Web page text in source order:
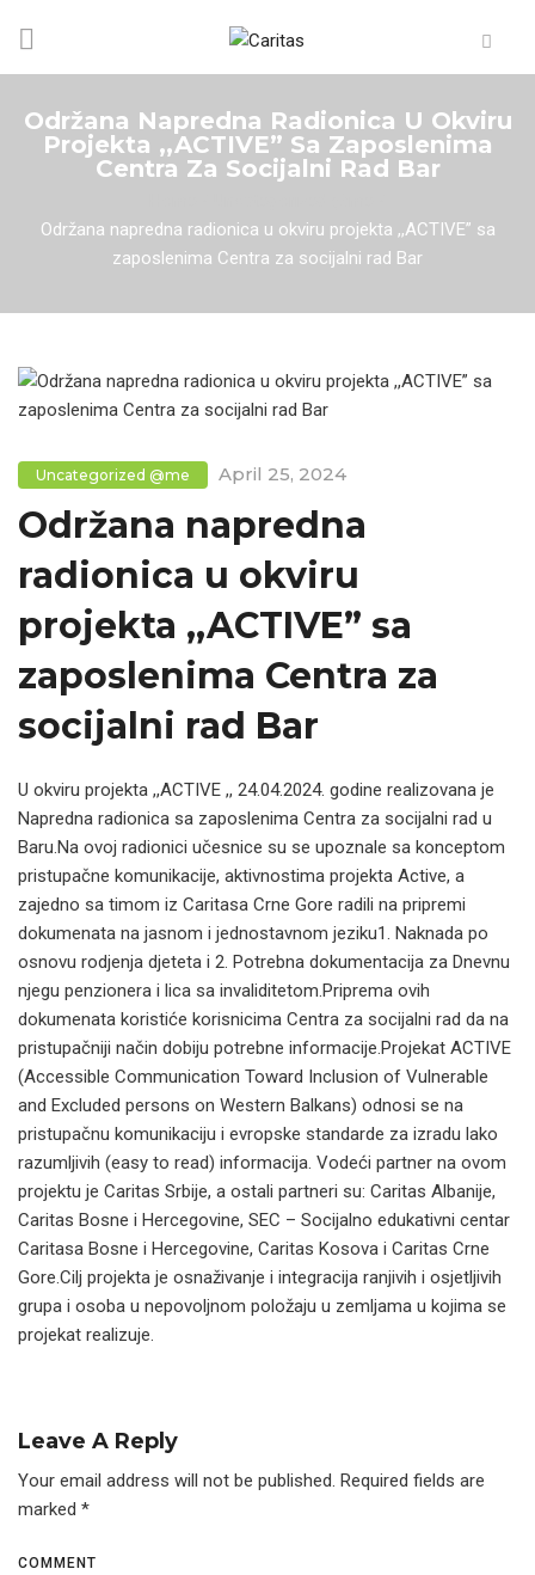
Održana Napredna Radionica U Okviru
Projekta ,,ACTIVE” Sa Zaposlenima
Centra Za Socijalni Rad Bar
Održana napredna radionica u okviru projekta ,,ACTIVE” sa
zaposlenima Centra za socijalni rad Bar
Uncategorized @me April 25, 2024
Održana napredna
radionica u okviru
projekta ,,ACTIVE” sa
zaposlenima Centra za
socijalni rad Bar
U okviru projekta ,,ACTIVE ,, 24.04.2024. godine realizovana je
Napredna radionica sa zaposlenima Centra za socijalni rad u
Baru.Na ovoj radionici učesnice su se upoznale sa konceptom
pristupačne komunikacije, aktivnostima projekta Active, a
zajedno sa timom iz Caritasa Crne Gore radili na pripremi
dokumenata na jasnom i jednostavnom jeziku1. Naknada po
osnovu rodjenja djeteta i 2. Potrebna dokumentacija za Dnevnu
njegu penzionera i lica sa invaliditetom.Priprema ovih
dokumenata koristiće korisnicima Centra za socijalni rad da na
pristupačniji način dobiju potrebne informacije.Projekat ACTIVE
(Accessible Communication Toward Inclusion of Vulnerable
and Excluded persons on Western Balkans) odnosi se na
pristupačnu komunikaciju i evropske standarde za izradu lako
razumljivih (easy to read) informacija. Vodeći partner na ovom
projektu je Caritas Srbije, a ostali partneri su: Caritas Albanije,
Caritas Bosne i Hercegovine, SEC – Socijalno edukativni centar
Caritasa Bosne i Hercegovine, Caritas Kosova i Caritas Crne
Gore.Cilj projekta je osnaživanje i integracija ranjivih i osjetljivih
grupa i osoba u nepovoljnom položaju u zemljama u kojima se
projekat realizuje.
Leave A Reply
Your email address will not be published. Required fields are
marked *
COMMENT